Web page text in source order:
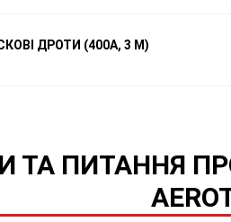
ДРОТИ (400А, 3 М)
ТА ПИТАННЯ